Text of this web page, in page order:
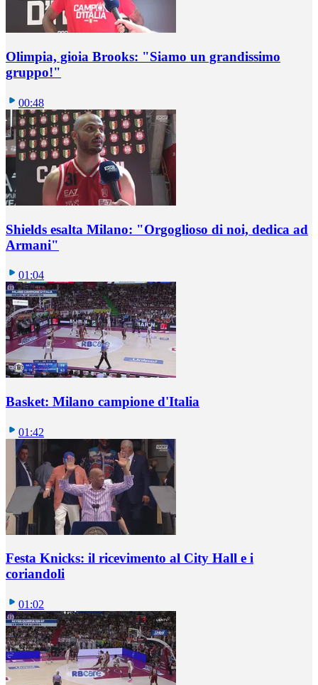
Olimpia, gioia Brooks: "Siamo un grandissimo
gruppo!"
00:48
Shields esalta Milano: "Orgoglioso di noi, dedica ad
Armani"
01:04
Basket: Milano campione d'Italia
01:42
Festa Knicks: il ricevimento al City Hall e i
coriandoli
01:02